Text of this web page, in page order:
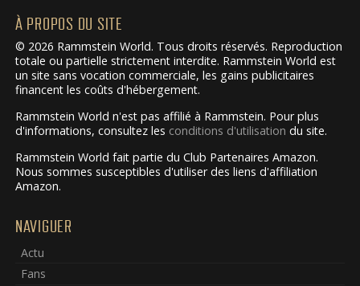
À PROPOS DU SITE
© 2026 Rammstein World. Tous droits réservés. Reproduction
totale ou partielle strictement interdite. Rammstein World est
un site sans vocation commerciale, les gains publicitaires
financent les coûts d'hébergement.
Rammstein World n'est pas affilié à Rammstein. Pour plus
d'informations, consultez les conditions d'utilisation du site.
Rammstein World fait partie du Club Partenaires Amazon.
Nous sommes susceptibles d'utiliser des liens d'affiliation
Amazon.
NAVIGUER
Actu
Fans